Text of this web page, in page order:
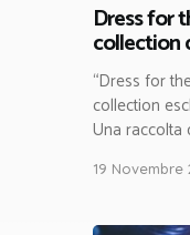
Dress for
collection
“Dress for
collection
Una raccolta
19 Novembre